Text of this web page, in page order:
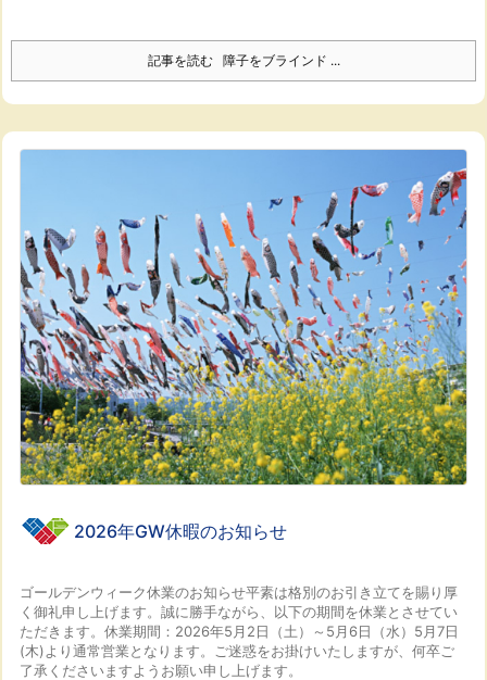
記事を読む 障子をブラインド ...
2026年GW休暇のお知らせ
ゴールデンウィーク休業のお知らせ平素は格別のお引き立てを賜り厚
く御礼申し上げます。 誠に勝手ながら、以下の期間を休業とさせてい
ただきます。 休業期間：2026年5月2日（土）～5月6日（水） 5月7日
(木)より通常営業となります。
ご迷惑をお掛けいたしますが、何卒ご
了承くださいますようお願い申し上げます。